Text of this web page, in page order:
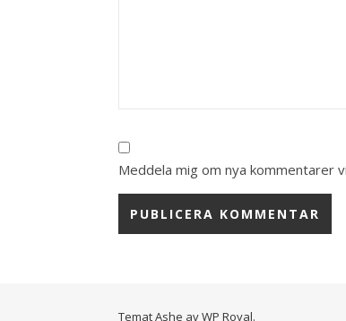
Meddela mig om nya kommentarer
Temat Ashe avWP Royal.